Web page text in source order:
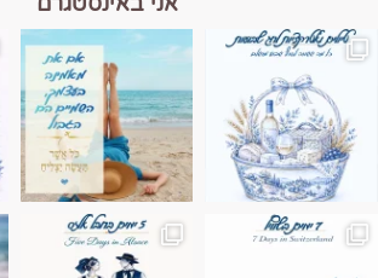
הם הגבול 💙🩵
בחבל אלזס צרפת
בחופשה שבו הכל נהיה פשוט יותר. החול, הי